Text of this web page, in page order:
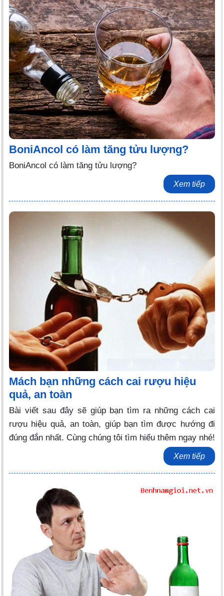
BoniAncol có làm tăng tửu lượng?
BoniAncol có làm tăng tửu lượng?
Xem tiếp
Mách bạn những cách cai rượu hiệu
quả, an toàn
Bài viết sau đây sẽ giúp bạn tìm ra những cách cai
rượu hiệu quả, an toàn, giúp bạn tìm được hướng đi
đúng đắn nhất. Cùng chúng tôi tìm hiểu thêm ngay nhé!
Xem tiếp